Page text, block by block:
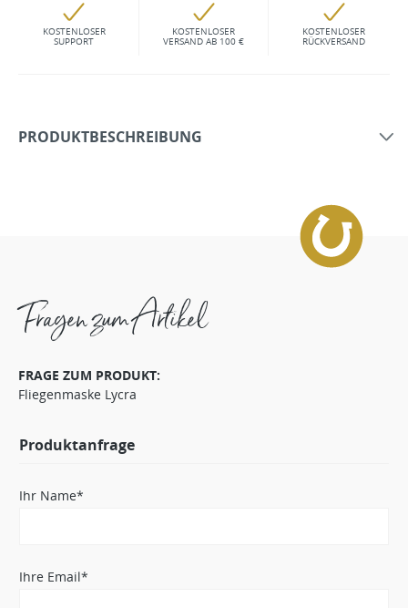
KOSTENLOSER
SUPPORT
KOSTENLOSER
VERSAND AB 100 €
KOSTENLOSER
RÜCKVERSAND
PRODUKTBESCHREIBUNG
Fragen zum Artikel
FRAGE ZUM PRODUKT:
Fliegenmaske Lycra
Produktanfrage
Ihr Name*
Ihre Email*